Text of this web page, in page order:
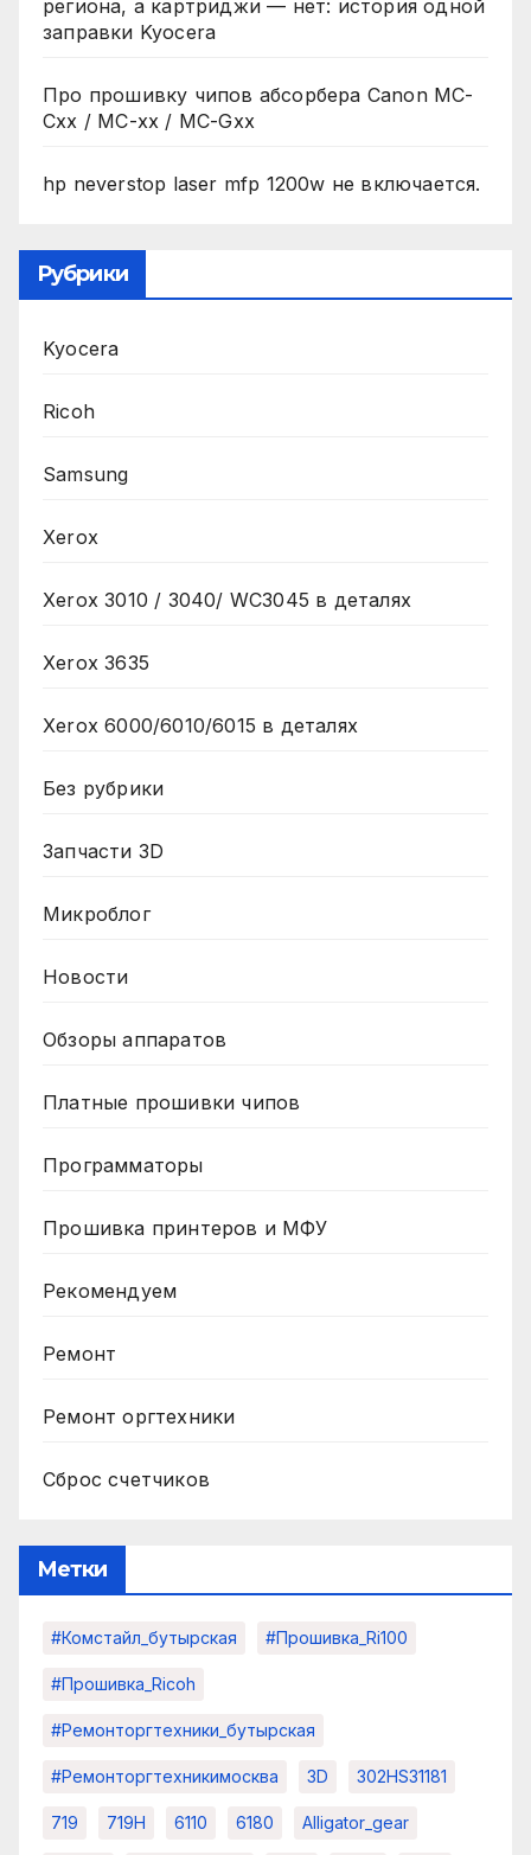
региона, а картриджи — нет: история одной
заправки Kyocera
Про прошивку чипов абсорбера Canon MC-
Cxx / MC-xx / MC-Gxx
hp neverstop laser mfp 1200w не включается.
Рубрики
Kyocera
Ricoh
Samsung
Xerox
Xerox 3010 / 3040/ WC3045 в деталях
Xerox 3635
Xerox 6000/6010/6015 в деталях
Без рубрики
Запчасти 3D
Микроблог
Новости
Обзоры аппаратов
Платные прошивки чипов
Программаторы
Прошивка принтеров и МФУ
Рекомендуем
Ремонт
Ремонт оргтехники
Сброс счетчиков
Метки
#комстайл_бутырская #прошивка_Ri100
#прошивка_Ricoh
#ремонторгтехники_бутырская
#ремонторгтехникимосква 3D 302HS31181
719 719H 6110 6180 Alligator_gear